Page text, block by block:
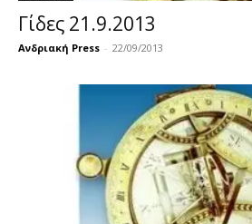
Γίδες 21.9.2013
Ανδριακή Press - 22/09/2013